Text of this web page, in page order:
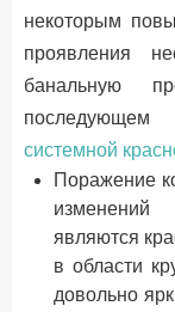
некоторым
проявления
банальную
последующем
системной
Поражение
являются
в области
довольно